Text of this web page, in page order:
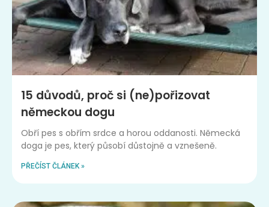
15 důvodů, proč si (ne)pořizovat
německou dogu
Obří pes s obřím srdce a horou oddanosti. Německá
doga je pes, který působí důstojně a vznešeně.
PŘEČÍST ČLÁNEK »